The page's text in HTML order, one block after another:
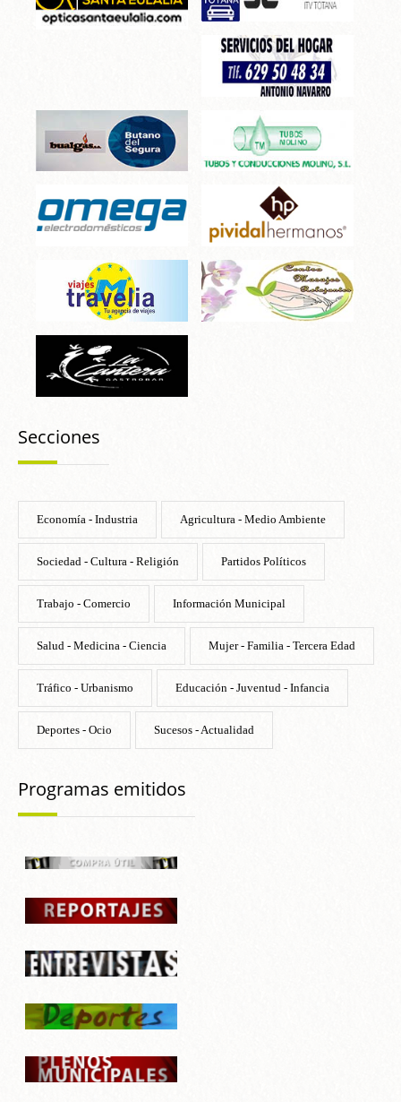
Secciones
Economía - Industria Agricultura - Medio Ambiente
Sociedad - Cultura - Religión Partidos Políticos
Trabajo - Comercio Información Municipal
Salud - Medicina - Ciencia Mujer - Familia - Tercera Edad
Tráfico - Urbanismo Educación - Juventud - Infancia
Deportes - Ocio Sucesos - Actualidad
Programas emitidos